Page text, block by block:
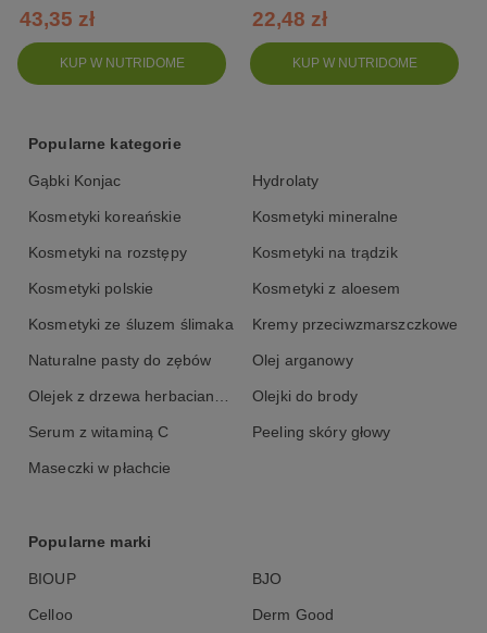
KUP W NUTRIDOME
43,35 zł
KUP W NUTRIDOME
22,48 zł
Popularne kategorie
Gąbki Konjac Hydrolaty
Kosmetyki koreańskie Kosmetyki mineralne
Kosmetyki na rozstępy Kosmetyki na trądzik
Kosmetyki polskie Kosmetyki z aloesem
Kosmetyki ze śluzem ślimaka Kremy przeciwzmarszczkowe
Naturalne pasty do zębów Olej arganowy
Olejki do brody
Serum z witaminą C Peeling skóry głowy
Maseczki w płachcie
Popularne marki
BIOUP BJO
Celloo Derm Good